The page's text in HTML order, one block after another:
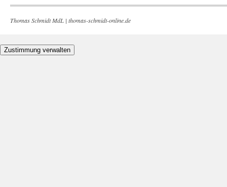
Thomas Schmidt MdL | thomas-schmidt-online.de
Zustimmung verwalten